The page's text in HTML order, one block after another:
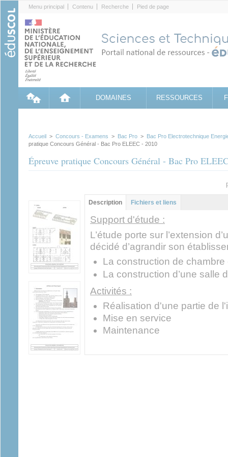
Menu principal Contenu Recherche Pied de page
DOMAINES RESSOURCES
Accueil > Concours - Examens > Bac Pro > Bac Pro Electrotechnique
pratique Concours Général - Bac Pro ELEEC - 2010
Épreuve pratique Concours Général - Bac Pro
Groupe principal
Description (onglet
actif)
Fichiers et liens
Support d'étude :
L’étude porte sur l’extension
décidé d’agrandir son
La construction de chambre
La construction d’une salle
Activités :
Réalisation d'une partie de
Mise en service
Maintenance